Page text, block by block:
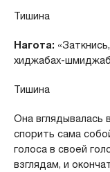
Тишина
Нагота:
хиджабах-
Тишина
Она вглядывалась
спорить сама
голоса в своей
взглядам, и